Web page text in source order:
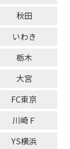
秋田
いわき
栃木
大宮
FC東京
川崎Ｆ
YS横浜